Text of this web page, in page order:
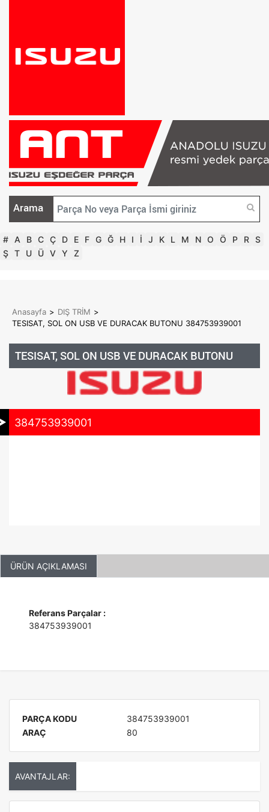
Arama
# A B C Ç D E F G Ğ H I İ J K L M N O Ö P R S
Ş T U Ü V Y Z
Anasayfa > DIŞ TRİM >
TESISAT, SOL ON USB VE DURACAK BUTONU 384753939001
TESISAT, SOL ON USB VE DURACAK BUTONU
384753939001
ÜRÜN AÇIKLAMASI
Referans Parçalar :
384753939001
PARÇA KODU
384753939001
ARAÇ
80
AVANTAJLAR: